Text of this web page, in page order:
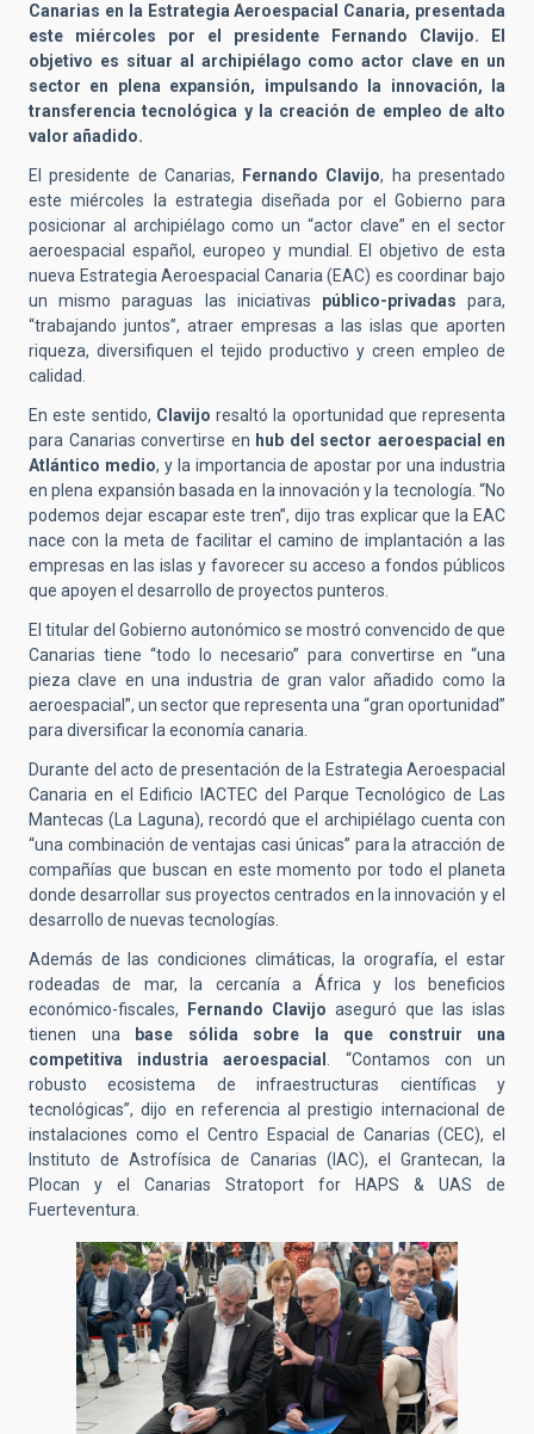
Canarias en la Estrategia Aeroespacial Canaria, presentada
este miércoles por el presidente Fernando Clavijo. El
objetivo es situar al archipiélago como actor clave en un
sector en plena expansión, impulsando la innovación, la
transferencia tecnológica y la creación de empleo de alto
valor añadido.
El presidente de Canarias, Fernando Clavijo, ha presentado
este miércoles la estrategia diseñada por el Gobierno para
posicionar al archipiélago como un “actor clave” en el sector
aeroespacial español, europeo y mundial. El objetivo de esta
nueva Estrategia Aeroespacial Canaria (EAC) es coordinar bajo
un mismo paraguas las iniciativas público-privadas para,
“trabajando juntos”, atraer empresas a las islas que aporten
riqueza, diversifiquen el tejido productivo y creen empleo de
calidad.
En este sentido, Clavijo resaltó la oportunidad que representa
para Canarias convertirse en hub del sector aeroespacial en
Atlántico medio, y la importancia de apostar por una industria
en plena expansión basada en la innovación y la tecnología. “No
podemos dejar escapar este tren”, dijo tras explicar que la EAC
nace con la meta de facilitar el camino de implantación a las
empresas en las islas y favorecer su acceso a fondos públicos
que apoyen el desarrollo de proyectos punteros.
El titular del Gobierno autonómico se mostró convencido de que
Canarias tiene “todo lo necesario” para convertirse en “una
pieza clave en una industria de gran valor añadido como la
aeroespacial”, un sector que representa una “gran oportunidad”
para diversificar la economía canaria.
Durante del acto de presentación de la Estrategia Aeroespacial
Canaria en el Edificio IACTEC del Parque Tecnológico de Las
Mantecas (La Laguna), recordó que el archipiélago cuenta con
“una combinación de ventajas casi únicas” para la atracción de
compañías que buscan en este momento por todo el planeta
donde desarrollar sus proyectos centrados en la innovación y el
desarrollo de nuevas tecnologías.
Además de las condiciones climáticas, la orografía, el estar
rodeadas de mar, la cercanía a África y los beneficios
económico-fiscales,
Fernando Clavijo aseguró que las islas
tienen una
base sólida sobre la que construir una
competitiva industria aeroespacial
. “Contamos con un
robusto ecosistema de infraestructuras científicas y
tecnológicas”, dijo en referencia al prestigio internacional de
instalaciones como el Centro Espacial de Canarias (CEC), el
Instituto de Astrofísica de Canarias (IAC), el Grantecan, la
Plocan y el Canarias Stratoport for HAPS & UAS de
Fuerteventura.